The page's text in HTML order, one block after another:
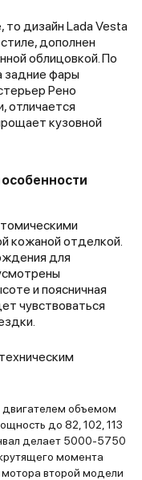
то дизайн Lada Vesta
дополнен
облицовкой. По
задние фары
Рено
отличается
кузовной
кожаной отделкой.
для
и поясничная
чувствоваться
двигателем объемом
до 82, 102, 113
делает 5000-5750
момента
второй модели